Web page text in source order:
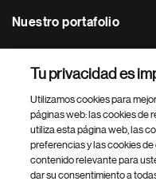
Nuestro portafolio
Footer Site Search
Tu privacidad es
Utilizamos cookies para
páginas web: las cookies de
utiliza esta página web, las
preferencias y las cookies
contenido relevante para
dar su consentimiento a